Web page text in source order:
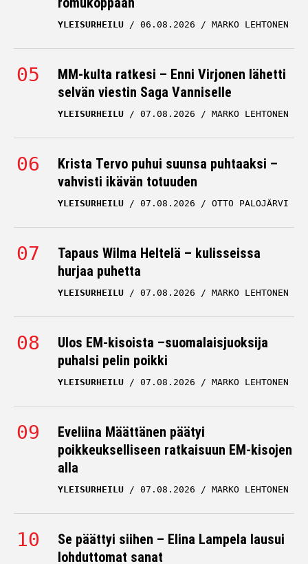
YLEISURHEILU 06.08.2026 MARKO LEHTONEN
MM-kulta ratkesi – Enni Virjonen lähetti
selvän viestin Saga Vanniselle
YLEISURHEILU 07.08.2026 MARKO LEHTONEN
Krista Tervo puhui suunsa puhtaaksi –
vahvisti ikävän totuuden
YLEISURHEILU 07.08.2026 OTTO PALOJÄRVI
Tapaus Wilma Heltelä – kulisseissa
hurjaa puhetta
YLEISURHEILU 07.08.2026 MARKO LEHTONEN
Ulos EM-kisoista –suomalaisjuoksija
puhalsi pelin poikki
YLEISURHEILU 07.08.2026 MARKO LEHTONEN
Eveliina Määttänen päätyi
poikkeukselliseen ratkaisuun EM-kisojen
alla
YLEISURHEILU 07.08.2026 MARKO LEHTONEN
Se päättyi siihen – Elina Lampela lausui
lohduttomat sanat